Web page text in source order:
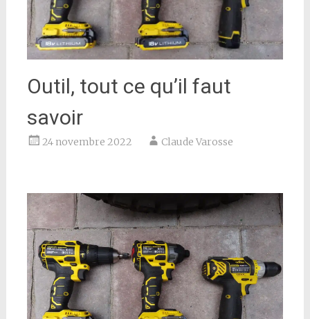
Outil, tout ce qu’il faut
savoir
24 novembre 2022 Claude Varosse